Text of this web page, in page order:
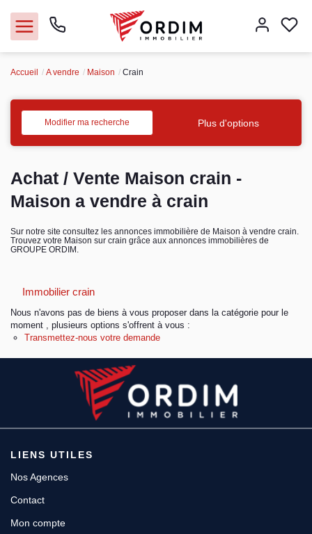
Acheter
Vendre
Immobilier pro
Syndic
Espace client
Accueil A vendre Maison Crain
Modifier ma recherche Plus d'options
Achat / Vente Maison crain -
Maison a vendre à crain
Sur notre site consultez les annonces immobilière de Maison à vendre crain.
Trouvez votre Maison sur crain grâce aux annonces immobilières de
GROUPE ORDIM.
Immobilier crain
Nous n'avons pas de biens à vous proposer dans la catégorie pour le
moment , plusieurs options s'offrent à vous :
Transmettez-nous votre demande
LIENS UTILES
Nos Agences
Contact
Mon compte